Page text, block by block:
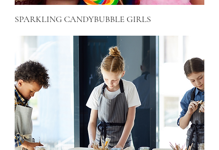
SPARKLING CANDYBUBBLE GIRLS